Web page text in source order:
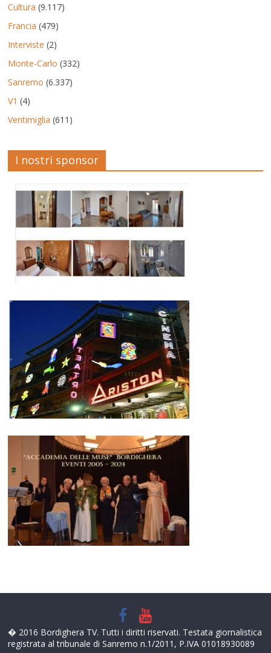
Cultura (9.117)
Francia (479)
Interviste (2)
Monte-Carlo (332)
Sanremo (6.337)
V1 (4)
Ventimiglia (611)
I nostri sponsor
� 2016 Bordighera TV. Tutti i diritti riservati. Testata giornalistica
registrata al tribunale di Sanremo n.1/2011, P.IVA 01018930089